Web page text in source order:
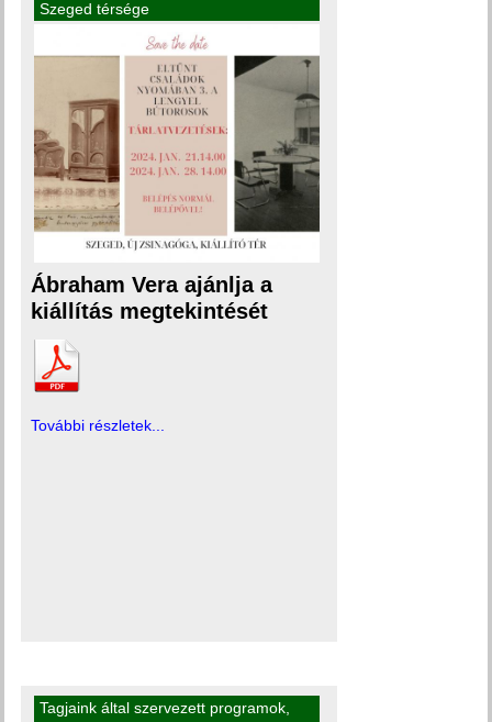
Szeged térsége
Ábraham Vera ajánlja a
kiállítás megtekintését
További részletek...
Tagjaink által szervezett programok